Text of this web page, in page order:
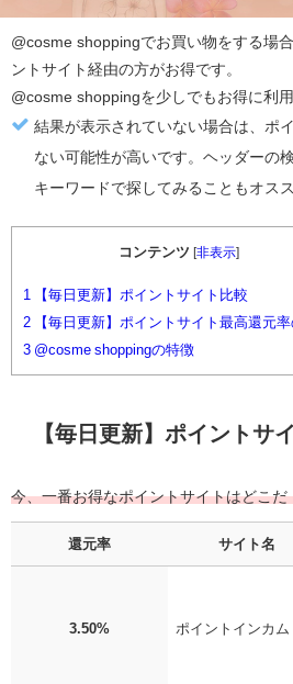
@cosme shoppingでお買い物をする場
ントサイト経由の方がお得です。
@cosme shoppingを少しでもお得に利
結果が表示されていない場合は、ポ
ない可能性が高いです。ヘッダーの
キーワードで探してみることもオスス
コンテンツ [非表示]
1
【毎日更新】ポイントサイト比較
2 【毎日更新】ポイントサイト最高還元
3 @cosme shoppingの特徴
【毎日更新】ポイントサ
今、一番お得なポイントサイトはどこだ
還元率 サイト名
3.50% ポイントインカム